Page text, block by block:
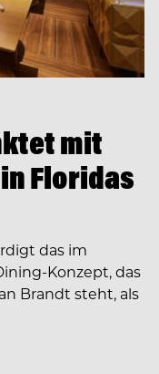
mit
Floridas
das im
Konzept, das
Brandt steht, als